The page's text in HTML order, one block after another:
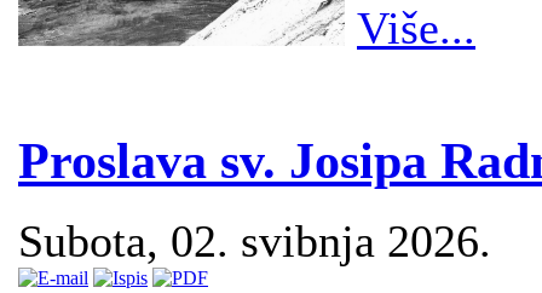
Više...
Proslava sv. Josipa
Subota, 02. svibnja 2026.